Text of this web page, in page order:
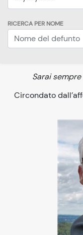
RICERCA PER NOME
Sarai
Circondato